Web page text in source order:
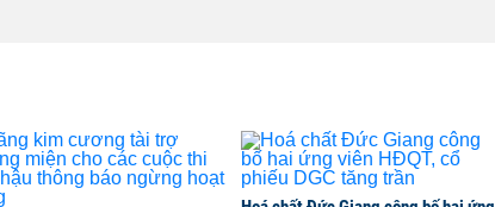
mã trên sàn báo lãi tăng 64%, không vay một